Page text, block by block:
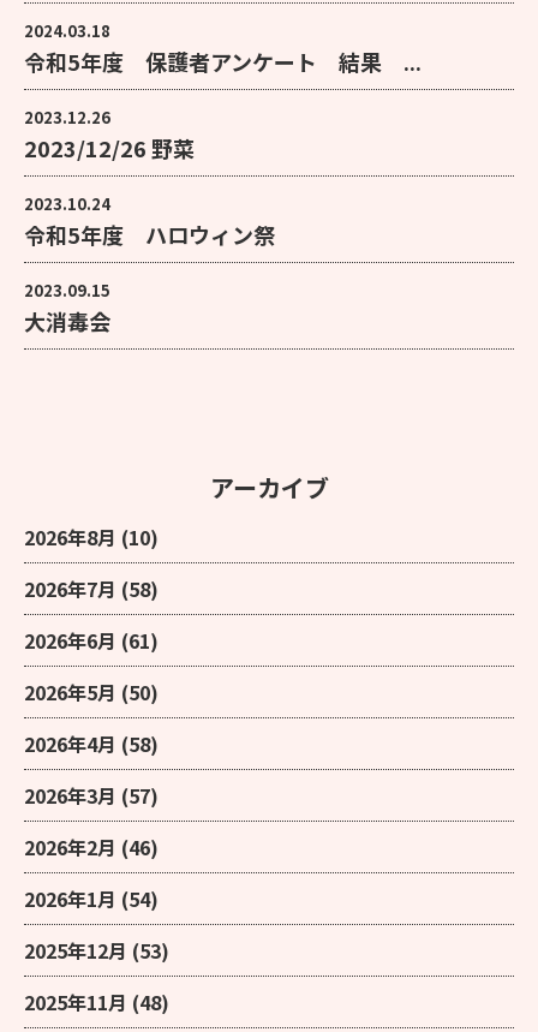
2024.03.18
令和5年度 保護者アンケート 結果 ...
2023.12.26
2023/12/26 野菜
2023.10.24
令和5年度 ハロウィン祭
2023.09.15
大消毒会
アーカイブ
2026年8月 (10)
2026年7月 (58)
2026年6月 (61)
2026年5月 (50)
2026年4月 (58)
2026年3月 (57)
2026年2月 (46)
2026年1月 (54)
2025年12月 (53)
2025年11月 (48)